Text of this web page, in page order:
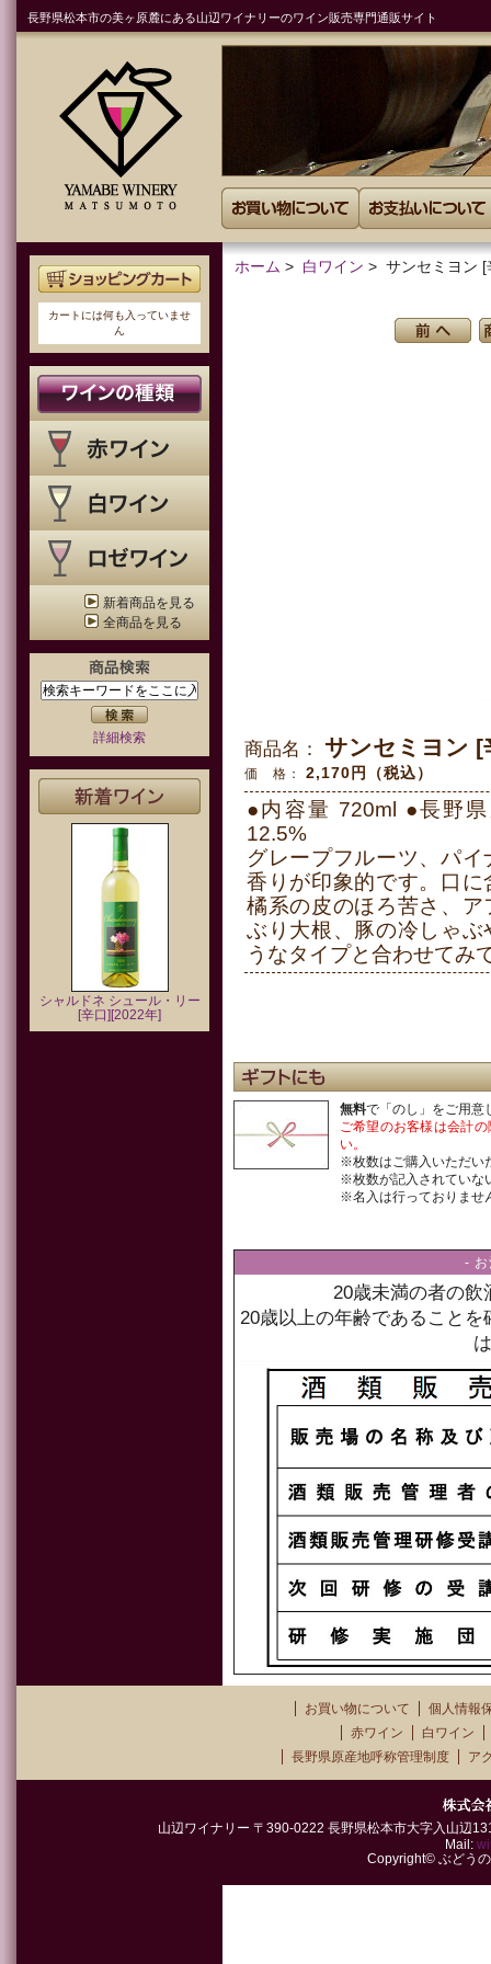
長野県松本市の美ヶ原麓にある山辺ワイナリーのワイン販売専門通販サイト
カートには何も入っていませ
ん
新着商品を見る
全商品を見る
詳細検索
シャルドネ シュール・リー
[辛口][2022年]
ホーム > 白ワイン >
商品名：
価 格： 2,170円（税込）
●内容量 720ml ●長野
12.5%
グレープフルーツ、パ
香りが印象的です。口
橘系の皮のほろ苦さ、
ぶり大根、豚の冷しゃ
うなタイプと合わせてみ
無料で「のし」をご用意
ご希望のお客様は会計
い。
※枚数はご購入いただい
※枚数が記入されていな
※名入は行っておりませ
- お
20歳未満の者の飲
20歳以上の年齢であること
お買い物について
個人情報
赤ワイン
白ワイン
長野県原産地呼称管理制度
ア
山辺ワイナリー 〒390-0222 長野県松本市大字入山辺
Mail:
Copyright© ぶどう